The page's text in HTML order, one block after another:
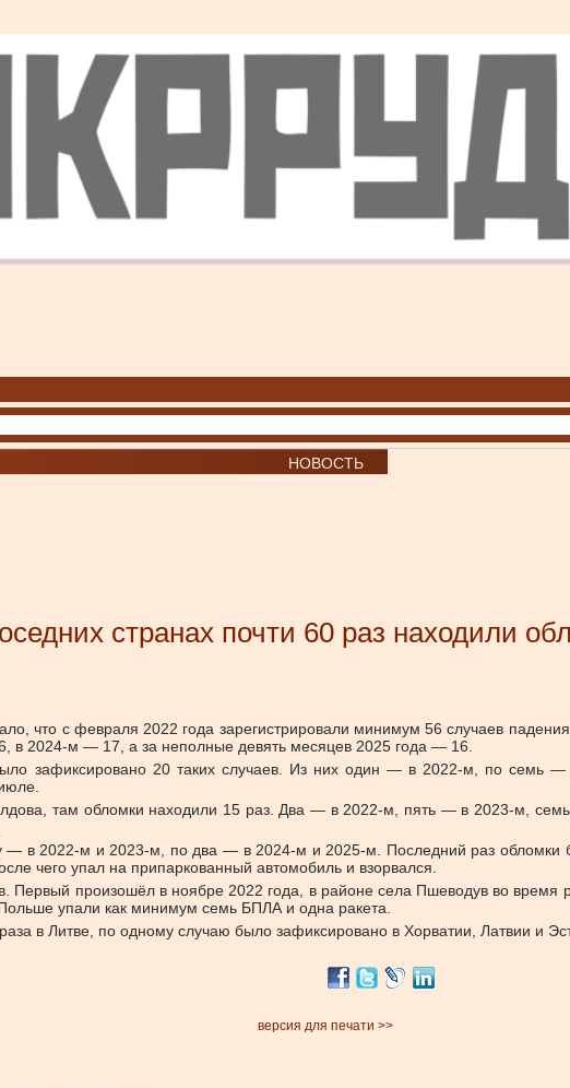
НОВОСТЬ
странах почти 60 раз находили
что с февраля 2022 года зарегистрировали минимум 56 случаев
в 2024-м — 17, а за неполные девять месяцев 2025 года — 16.
зафиксировано 20 таких случаев. Из них один — в 2022-м, по
там обломки находили 15 раз. Два — в 2022-м, пять — в 2023-м,
в 2022-м и 2023-м, по два — в 2024-м и 2025-м. Последний раз обломки
чего упал на припаркованный автомобиль и взорвался.
Первый произошёл в ноябре 2022 года, в районе села Пшеводув во время
упали как минимум семь БПЛА и одна ракета.
в Литве, по одному случаю было зафиксировано в Хорватии, Латвии и
версия для печати >>